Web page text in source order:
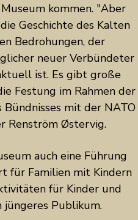
kommen. "Aber
Geschichte des Kalten
Bedrohungen, der
neuer Verbündeter
ist. Es gibt große
Festung im Rahmen der
mit der NATO
Renström Østervig.
auch eine Führung
für Familien mit Kindern
für Kinder und
jüngeres Publikum.